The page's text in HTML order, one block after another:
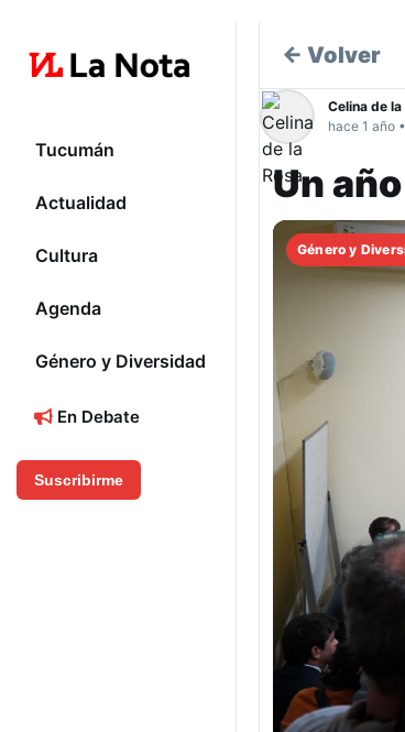
Tucumán
Actualidad
Cultura
Agenda
Género y Diversidad
En Debate
Suscribirme
← Volver
Celina de la
hace 1 año
Un
Género y